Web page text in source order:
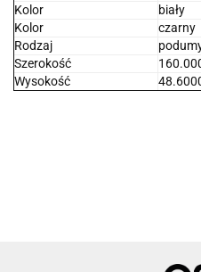
Kolor
biały
Kolor
czarny
Rodzaj
Szerokość
Wysokość